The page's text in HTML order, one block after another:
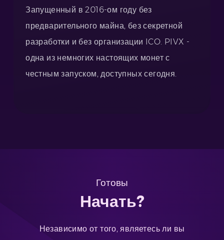
Запущенный в 2016-ом году без
предварительного майна, без секретной
разработки и без организации ICO. PIVX -
одна из немногих настоящих монет с
честным запуском, доступных сегодня.
Готовы
Начать?
Независимо от того, являетесь ли вы